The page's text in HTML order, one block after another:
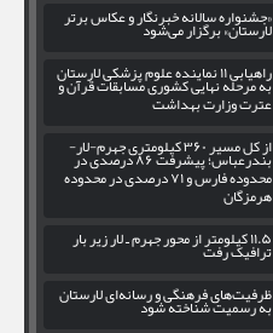
«جشنواره سالانه خبرنگار و عکاس برتر
لارستان» برگزار می‌شود
راهیابی ۱۱ نماینده علوم پزشکی لارستان
به مرحله نهایی کشوری مسابقات قرآن و
عترت وزارت بهداشت
از کل مسیر ۳۶۰ کیلومتری جهرم-لار-
بندرعباس؛ پیشرفت ۸۶ درصدی در
محدوده فارس و ۷۱ درصدی در محدوده هرمزگان
۱۱.۵ کیلومتر از محور جهرم ـ لار زیر بار
ترافیک رفت
ظرفیت‌های فرهنگی و رسانه‌ای لارستان
به رسمیت شناخته شود